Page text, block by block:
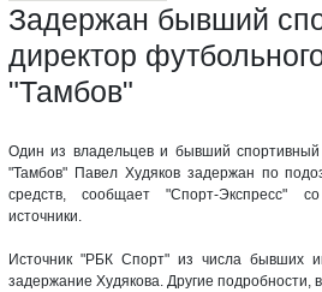
Задержан бывший
директор
"Тамбов"
Один из владельцев и бывший спортивный
"Тамбов" Павел Худяков задержан по
средств, сообщает "Спорт-Экспресс"
источники.
Источник "РБК Спорт" из числа бывших
задержание Худякова. Другие подробности,